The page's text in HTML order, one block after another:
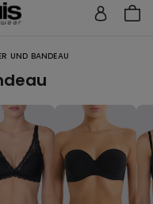
UND BANDEAU